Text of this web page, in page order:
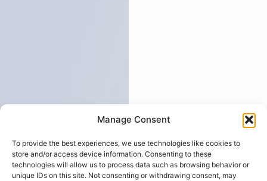
Manage Consent
To provide the best experiences, we use technologies like cookies to
store and/or access device information. Consenting to these
technologies will allow us to process data such as browsing behavior or
unique IDs on this site. Not consenting or withdrawing consent, may